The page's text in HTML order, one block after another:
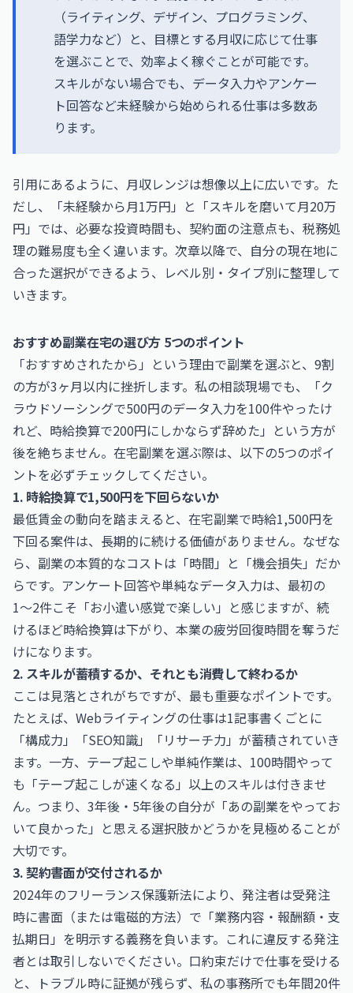
（ライティング、デザイン、プログラミング、
語学力など）と、目標とする月収に応じて仕事
を選ぶことで、効率よく稼ぐことが可能です。
スキルがない場合でも、データ入力やアンケー
ト回答など未経験から始められる仕事は多数あ
ります。
引用にあるように、月収レンジは想像以上に広いです。た
だし、「未経験から月1万円」と「スキルを磨いて月20万
円」では、必要な投資時間も、契約面の注意点も、税務処
理の難易度も全く違います。次章以降で、自分の現在地に
合った選択ができるよう、レベル別・タイプ別に整理して
いきます。
おすすめ副業在宅の選び方 5つのポイント
「おすすめされたから」という理由で副業を選ぶと、9割
の方が3ヶ月以内に挫折します。私の相談現場でも、「ク
ラウドソーシングで500円のデータ入力を100件やったけ
れど、時給換算で200円にしかならず辞めた」という方が
後を絶ちません。在宅副業を選ぶ際は、以下の5つのポイ
ントを必ずチェックしてください。
1. 時給換算で1,500円を下回らないか
最低賃金の動向を踏まえると、在宅副業で時給1,500円を
下回る案件は、長期的に続ける価値がありません。なぜな
ら、副業の本質的なコストは「時間」と「機会損失」だか
らです。アンケート回答や単純なデータ入力は、最初の
1〜2件こそ「お小遣い感覚で楽しい」と感じますが、続
けるほど時給換算は下がり、本業の疲労回復時間を奪うだ
けになります。
2. スキルが蓄積するか、それとも消費して終わるか
ここは見落とされがちですが、最も重要なポイントです。
たとえば、Webライティングの仕事は1記事書くごとに
「構成力」「SEO知識」「リサーチ力」が蓄積されていき
ます。一方、テープ起こしや単純作業は、100時間やって
も「テープ起こしが速くなる」以上のスキルは付きませ
ん。つまり、3年後・5年後の自分が「あの副業をやってお
いて良かった」と思える選択肢かどうかを見極めることが
大切です。
3. 契約書面が交付されるか
2024年のフリーランス保護新法により、発注者は受発注
時に書面（または電磁的方法）で「業務内容・報酬額・支
払期日」を明示する義務を負います。これに違反する発注
者とは取引しないでください。口約束だけで仕事を受ける
と、トラブル時に証拠が残らず、私の事務所でも年間20件